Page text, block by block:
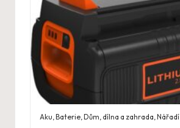
Aku ,Baterie ,Dům, dílna a zahrada ,Nářadí